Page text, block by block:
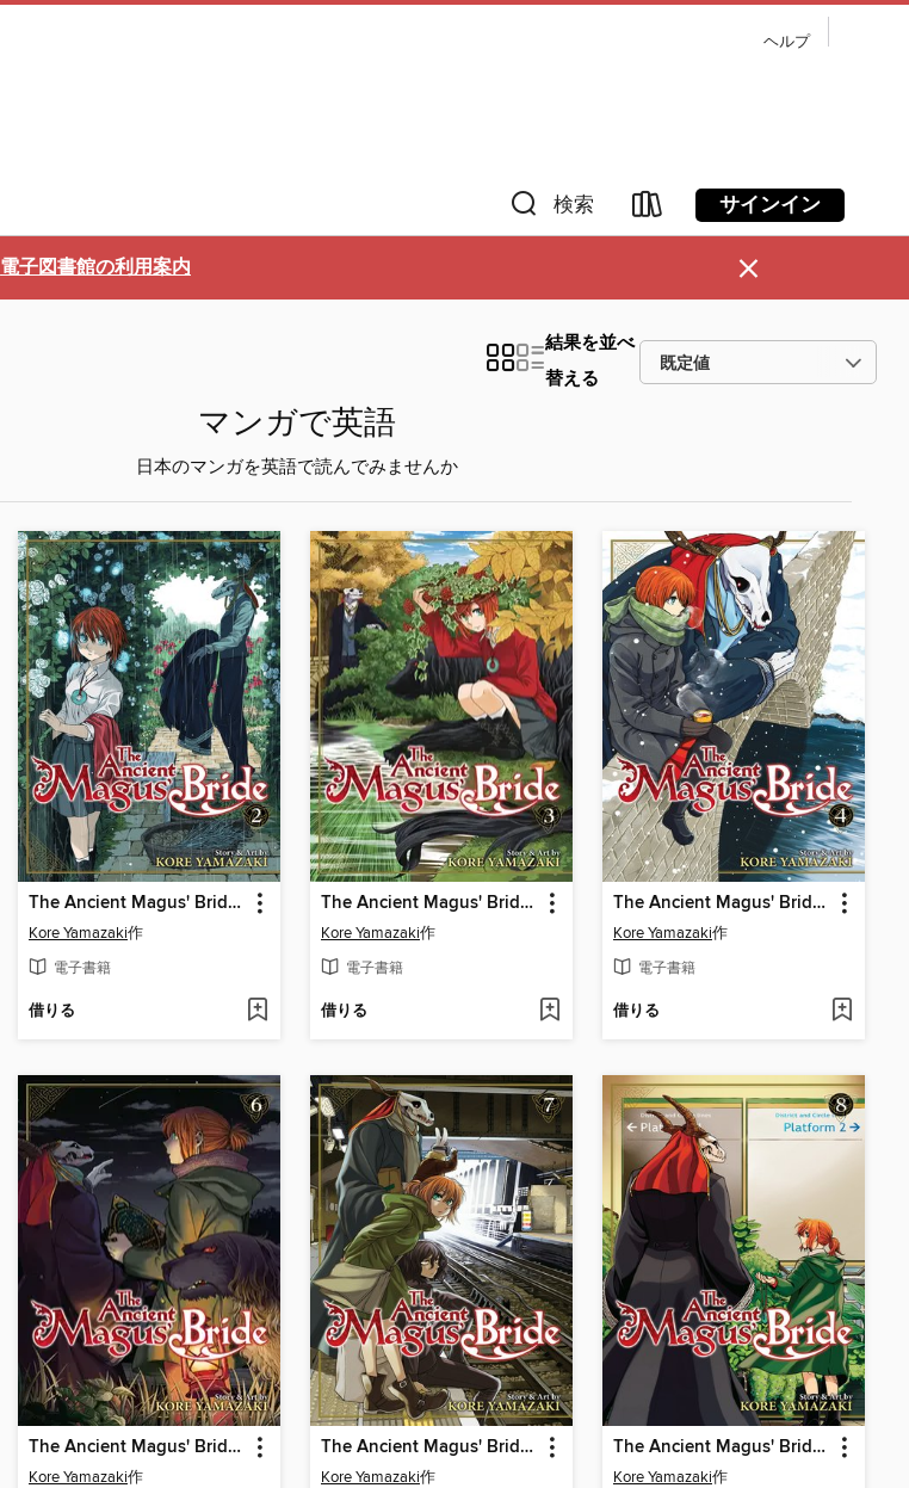
ヘルプ
検索 サインイン
電子図書館の利用案内 ×
結果を並べ
替える
マンガで英語
日本のマンガを英語で読んでみませんか
The Ancient Magus' Bride, Volume 2
Kore Yamazaki作
電子書籍
借りる
The Ancient Magus' Bride, Volume 3
Kore Yamazaki作
電子書籍
借りる
The Ancient Magus' Bride, Volume 4
Kore Yamazaki作
電子書籍
借りる
The Ancient Magus' Bride, Volume 6
Kore Yamazaki作
The Ancient Magus' Bride, Volume 7
Kore Yamazaki作
The Ancient Magus' Bride, Volume 8
Kore Yamazaki作